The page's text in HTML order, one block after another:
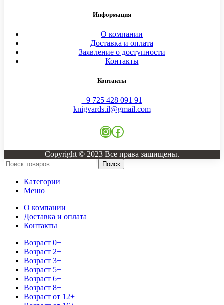
Информация
О компании
Доставка и оплата
Заявление о доступности
Контакты
Контакты
+9 725 428 091 91
knigvards.il@gmail.com
Instagram
Facebook
Copyright © 2023 Все права защищены.
Поиск
Категории
Меню
О компании
Доставка и оплата
Контакты
Возраст 0+
Возраст 2+
Возраст 3+
Возраст 5+
Возраст 6+
Возраст 8+
Возраст от 12+